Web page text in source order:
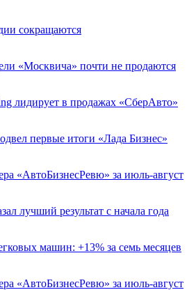
сокращаются
«Москвича» почти не продаются
лидирует в продажах «СберАвто»
первые итоги «Лада Бизнес»
«АвтоБизнесРевю» за июль-август
лучший результат с начала года
машин: +13% за семь месяцев
«АвтоБизнесРевю» за июль-август